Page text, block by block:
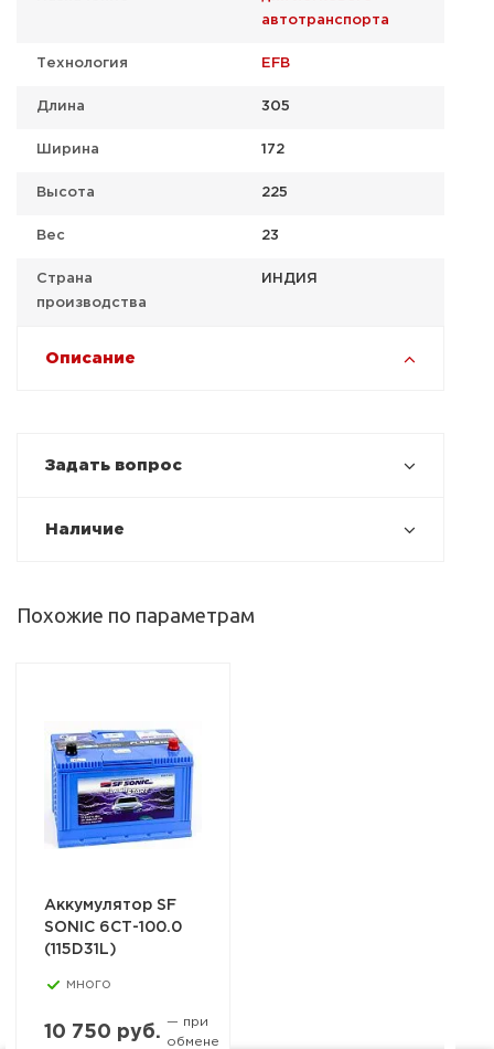
автотранспорта
Технология EFB
Длина 305
Ширина 172
Высота 225
Вес 23
Страна
производства
ИНДИЯ
Описание
Задать вопрос
Наличие
Похожие по параметрам
Аккумулятор SF
SONIC 6СТ-100.0
(115D31L)
много
10 750 руб.
— при
обмене